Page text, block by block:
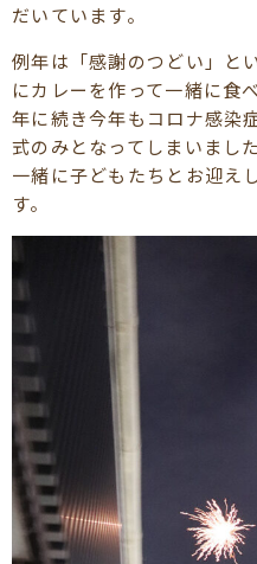
だいています。
例年は「感謝のつどい」と
にカレーを作って一緒に食
年に続き今年もコロナ感染
式のみとなってしまいまし
一緒に子どもたちとお迎え
す。